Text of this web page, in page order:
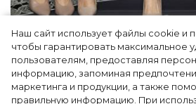
Наш сайт использует файлы cookie и
чтобы гарантировать максимальное
пользователям, предоставляя
информацию, запоминая
маркетинга и продукции, а также
правильную информацию. При
Как Ульяновск стал
моды на два дня —
млн рублей
случилось на форуме в